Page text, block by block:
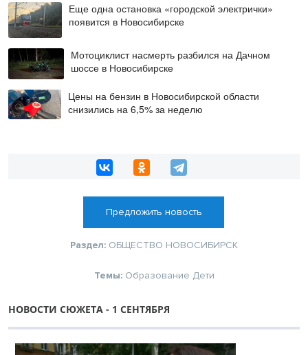
Еще одна остановка «городской электрички»
появится в Новосибирске
Мотоциклист насмерть разбился на Дачном
шоссе в Новосибирске
Цены на бензин в Новосибирской области
снизились на 6,5% за неделю
Предложить новость
Раздел: ОБЩЕСТВО НОВОСИБИРСК
Темы: Образование Дети
НОВОСТИ СЮЖЕТА - 1 СЕНТЯБРЯ